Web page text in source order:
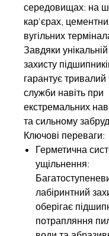
середовищах: на
кар'єрах,
вугільних
Завдяки
захисту
гарантує тривалий
служби навіть при
екстремальних
та сильному
Ключові переваги:
Герметична
ущільнення:
лабіринтний
оберігає
потрапляння